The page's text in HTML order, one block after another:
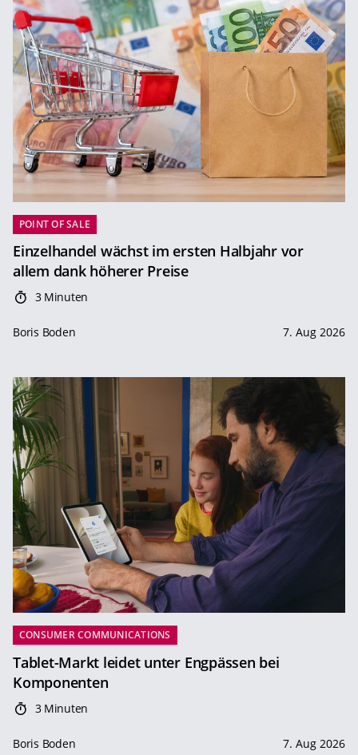
POINT OF SALE
Einzelhandel wächst im ersten Halbjahr vor
allem dank höherer Preise
3 Minuten
Boris Boden 7. Aug 2026
CONSUMER COMMUNICATIONS
Tablet-Markt leidet unter Engpässen bei
Komponenten
3 Minuten
Boris Boden 7. Aug 2026